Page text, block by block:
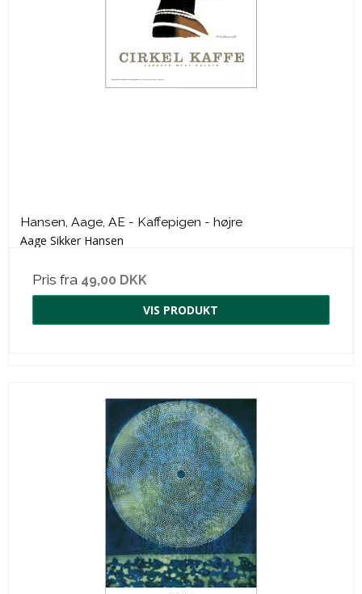
Hansen, Aage, AE - Kaffepigen - højre
Aage Sikker Hansen
Pris fra 49,00 DKK
VIS PRODUKT